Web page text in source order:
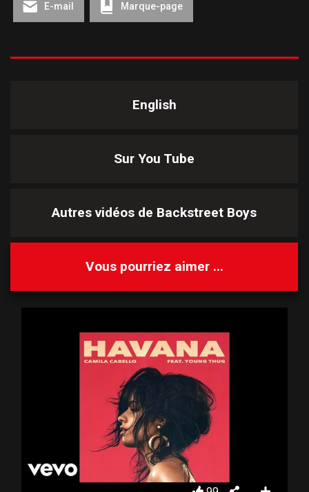
E-mail Marque-page
English
Sur You Tube
Autres vidéos de Backstreet Boys
Vous pourriez aimer ...